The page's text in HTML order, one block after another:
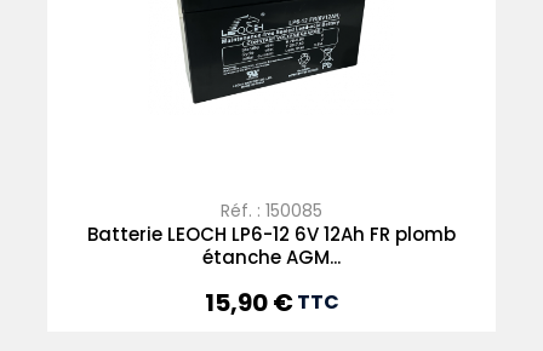
Réf. : 150085
Batterie LEOCH LP6-12 6V 12Ah FR plomb
étanche AGM...
Prix
15,90 €TTC